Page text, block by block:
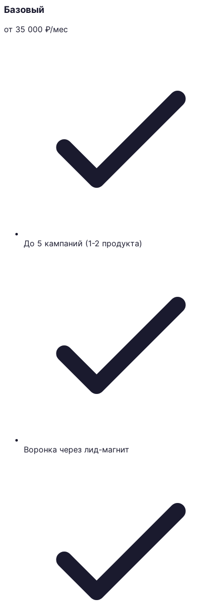
Базовый
от 35 000 ₽/мес
До 5 кампаний (1-2 продукта)
Воронка через лид-магнит